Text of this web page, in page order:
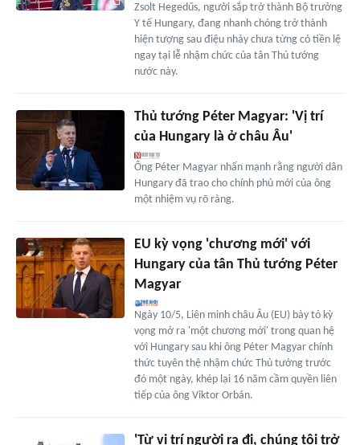
Zsolt Hegedűs, người sắp trở thành Bộ trưởng
Y tế Hungary, đang nhanh chóng trở thành
hiện tượng sau điệu nhảy chưa từng có tiền lệ
ngay tại lễ nhậm chức của tân Thủ tướng
nước này.
Thủ tướng Péter Magyar: 'Vị trí
của Hungary là ở châu Âu'
Ông Péter Magyar nhấn mạnh rằng người dân
Hungary đã trao cho chính phủ mới của ông
một nhiệm vụ rõ ràng.
EU kỳ vọng 'chương mới' với
Hungary của tân Thủ tướng Péter
Magyar
Ngày 10/5, Liên minh châu Âu (EU) bày tỏ kỳ
vọng mở ra 'một chương mới' trong quan hệ
với Hungary sau khi ông Péter Magyar chính
thức tuyên thệ nhậm chức Thủ tướng trước
đó một ngày, khép lại 16 năm cầm quyền liên
tiếp của ông Viktor Orbán.
'Từ vị trí người ra đi, chúng tôi trở